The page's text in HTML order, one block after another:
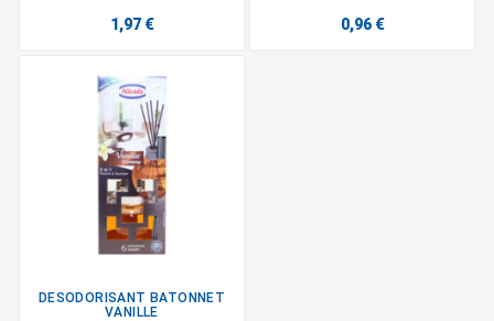
1,97 € 0,96 €
DESODORISANT BATONNET
VANILLE